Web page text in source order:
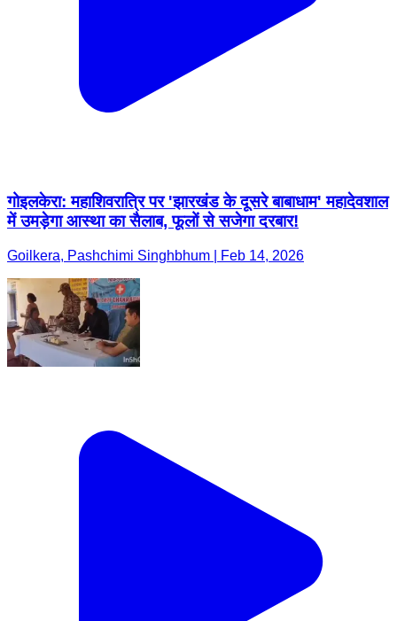
गोइलकेरा: महाशिवरात्रि पर 'झारखंड के दूसरे बाबाधाम' महादेवशाल
में उमड़ेगा आस्था का सैलाब, फूलों से सजेगा दरबार!
Goilkera, Pashchimi Singhbhum | Feb 14, 2026